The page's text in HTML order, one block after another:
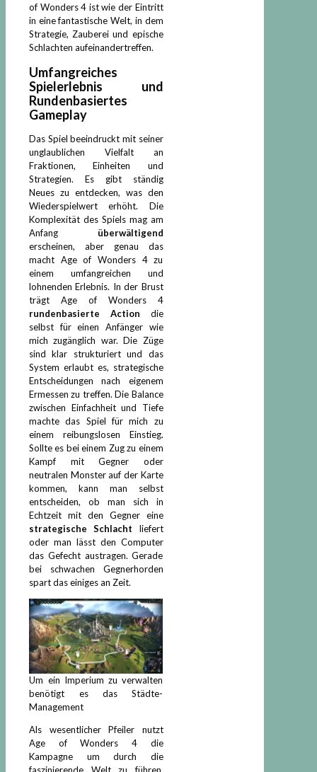
of Wonders 4 ist wie der Eintritt
in eine fantastische Welt, in dem
Strategie, Zauberei und epische
Schlachten aufeinandertreffen.
Umfangreiches
Spielerlebnis und
Rundenbasiertes
Gameplay
Das Spiel beeindruckt mit seiner
unglaublichen Vielfalt an
Fraktionen, Einheiten und
Strategien. Es gibt ständig
Neues zu entdecken, was den
Wiederspielwert erhöht. Die
Komplexität des Spiels mag am
Anfang überwältigend
erscheinen, aber genau das
macht Age of Wonders 4 zu
einem umfangreichen und
lohnenden Erlebnis. In der Brust
trägt Age of Wonders 4
rundenbasierte Action die
selbst für einen Anfänger wie
mich zugänglich war. Die Züge
sind klar strukturiert und das
System erlaubt es, strategische
Entscheidungen nach eigenem
Ermessen zu treffen. Die Balance
zwischen Einfachheit und Tiefe
machte das Spiel für mich zu
einem reibungslosen Einstieg.
Sollte es bei einem Zug zu einem
Kampf mit Gegner oder
neutralen Monster auf der Karte
kommen, kann man selbst
entscheiden, ob man sich in
Echtzeit mit den Gegner eine
strategische Schlacht liefert
oder man lässt den Computer
das Gefecht austragen. Gerade
bei schwachen Gegnerhorden
spart das einiges an Zeit.
Um ein Imperium zu verwalten
benötigt es das Städte-
Management
Als wesentlicher Pfeiler nutzt
Age of Wonders 4 die
Kampagne um durch die
faszinierende Welt zu führen.